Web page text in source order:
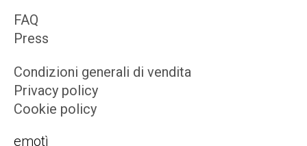
FAQ
Press
Condizioni generali di vendita
Privacy policy
Cookie policy
emotì